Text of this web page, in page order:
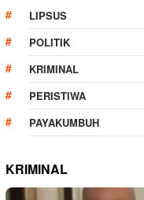
LIPSUS
POLITIK
KRIMINAL
PERISTIWA
PAYAKUMBUH
KRIMINAL